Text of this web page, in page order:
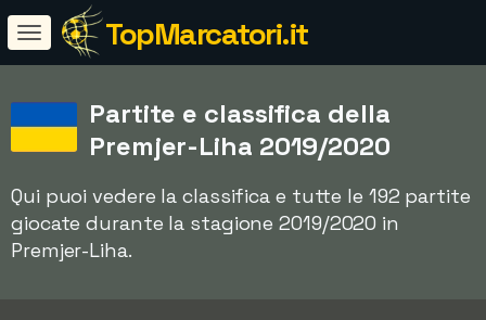
TopMarcatori.it
Partite e classifica della
Premjer-Liha 2019/2020
Qui puoi vedere la classifica e tutte le 192 partite
giocate durante la stagione 2019/2020 in
Premjer-Liha.